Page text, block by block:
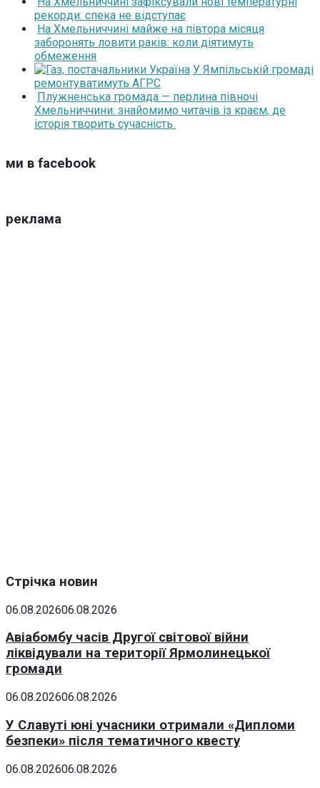
рекорди: спека не відступає
На Хмельниччині майже на півтора місяця
заборонять ловити раків: коли діятимуть
обмеження
У Ямпільській громаді
ремонтуватимуть АГРС
Плужненська громада — перлина півночі
Хмельниччини: знайомимо читачів із краєм, де
історія творить сучасність
ми в facebook
реклама
Стрічка новин
06.08.202606.08.2026
Авіабомбу часів Другої світової війни
ліквідували на території Ярмолинецької
громади
06.08.202606.08.2026
У Славуті юні учасники отримали «Дипломи
безпеки» після тематичного квесту
06.08.202606.08.2026